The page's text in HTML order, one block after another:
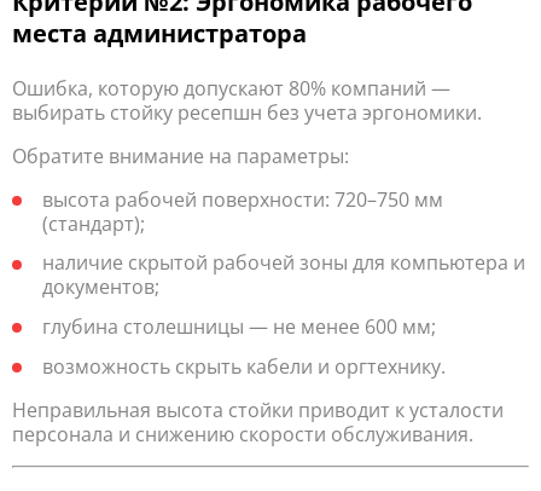
места администратора
Ошибка, которую допускают 80% компаний —
выбирать стойку ресепшн без учета эргономики.
Обратите внимание на параметры:
высота рабочей поверхности: 720–750 мм
(стандарт);
наличие скрытой рабочей зоны для компьютера и
документов;
глубина столешницы — не менее 600 мм;
возможность скрыть кабели и оргтехнику.
Неправильная высота стойки приводит к усталости
персонала и снижению скорости обслуживания.